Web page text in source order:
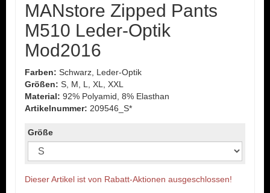
MANstore Zipped Pants
M510 Leder-Optik
Mod2016
Farben: Schwarz, Leder-Optik
Größen: S, M, L, XL, XXL
Material: 92% Polyamid, 8% Elasthan
Artikelnummer: 209546_S*
Größe
Dieser Artikel ist von Rabatt-Aktionen ausgeschlossen!